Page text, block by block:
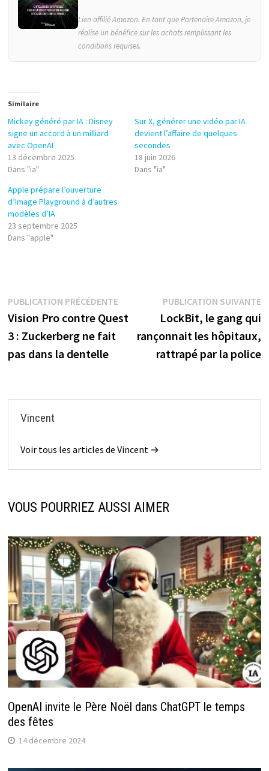
Lien affilié Amazon. En tant que Partenaire Amazon, je
réalise un bénéfice sur les achats remplissant les
conditions requises.
Similaire
Mickey généré par IA : Disney
signe un accord à un milliard
avec OpenAI
13 décembre 2025
Dans "ia"
Sur X, générer une vidéo par IA
devient l’affaire de quelques
secondes
18 juin 2026
Dans "ia"
Apple prépare l’ouverture
d’Image Playground à d’autres
modèles d’IA
23 septembre 2025
Dans "apple"
Navigation
de
l’article
PUBLICATION PRÉCÉDENTEPublication
précédente :
Vision Pro contre Quest
3 : Zuckerberg ne fait
pas dans la dentelle
PUBLICATION SUIVANTE
LockBit, le gang qui
rançonnait les hôpitaux,
rattrapé par la police
Vincent
Voir tous les articles de Vincent →
VOUS POURRIEZ AUSSI AIMER
OpenAI invite le Père Noël dans ChatGPT le temps
des fêtes
14 décembre 2024